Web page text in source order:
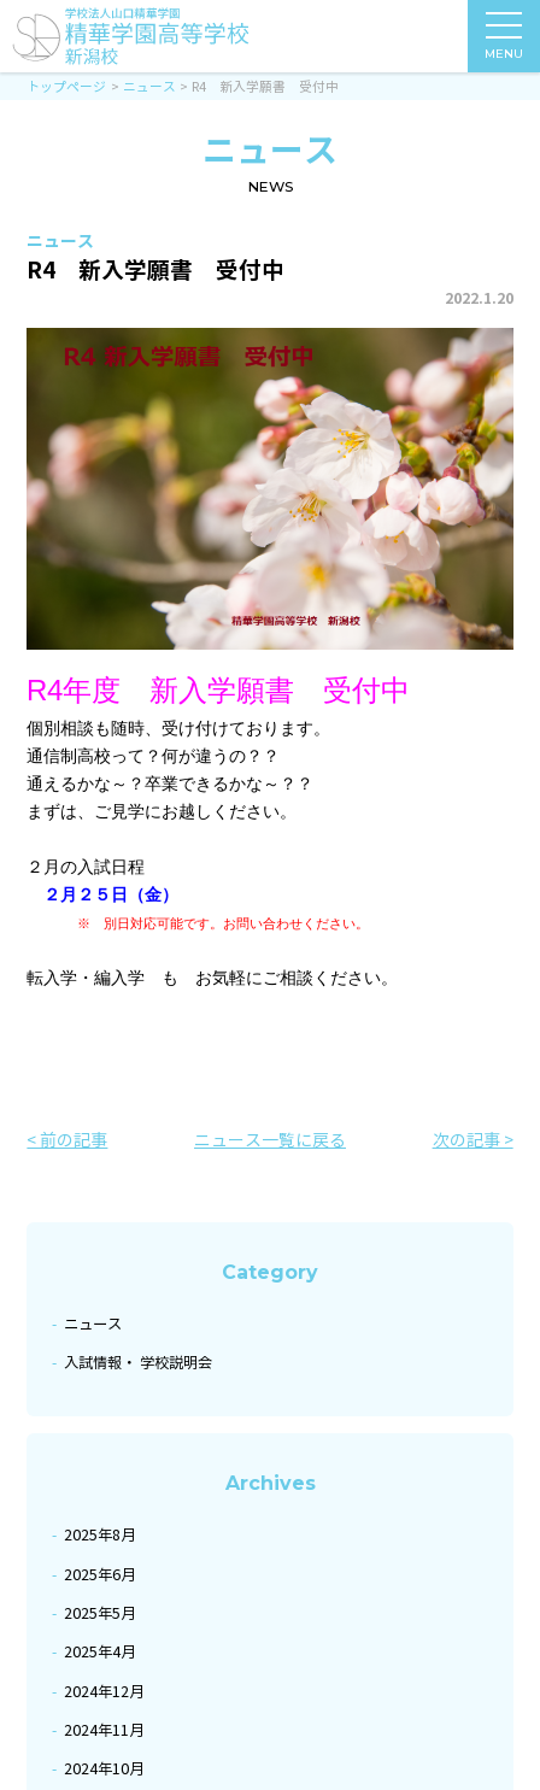
MENU
トップページ ニュース R4 新入学願書 受付中
ニュース
NEWS
ニュース
R4 新入学願書 受付中
2022.1.20
R4年度 新入学願書 受付中
個別相談も随時、受け付けております。
通信制高校って？何が違うの？？
通えるかな～？卒業できるかな～？？
まずは、ご見学にお越しください。
２月の入試日程
２月２５日（金）
※ 別日対応可能です。お問い合わせください。
転入学・編入学 も お気軽にご相談ください。
< 前の記事 次の記事 >
ニュース一覧に戻る
Category
ニュース
入試情報・ 学校説明会
Archives
2025年8月
2025年6月
2025年5月
2025年4月
2024年12月
2024年11月
2024年10月